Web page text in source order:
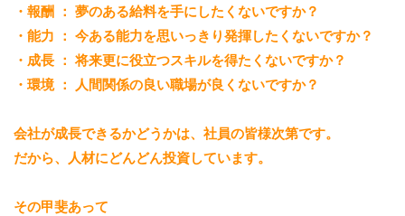
・報酬 ： 夢のある給料を手にしたくないですか？
・能力 ： 今ある能力を思いっきり発揮したくないですか？
・成長 ： 将来更に役立つスキルを得たくないですか？
・環境 ： 人間関係の良い職場が良くないですか？
会社が成長できるかどうかは、社員の皆様次第です。
だから、人材にどんどん投資しています。
その甲斐あって